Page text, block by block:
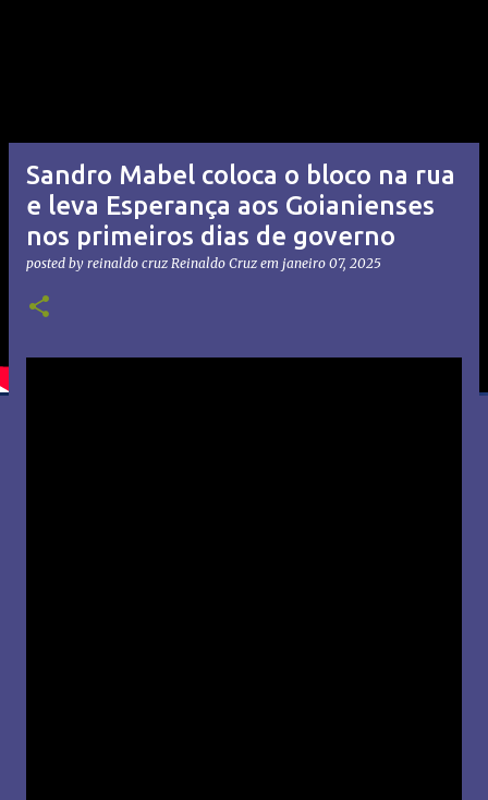
Sandro Mabel coloca o bloco na rua
e leva Esperança aos Goianienses
nos primeiros dias de governo
posted by reinaldo cruz Reinaldo Cruz em janeiro 07, 2025